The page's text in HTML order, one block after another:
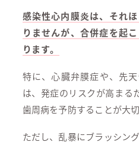
感染性心内膜炎は、それ
りませんが、合併症を起
ります。
特に、心臓弁膜症や、先
は、発症のリスクが高まる
歯周病を予防することが大切
ただし、乱暴にブラッシン